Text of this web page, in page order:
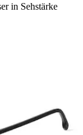
in Sehstärke